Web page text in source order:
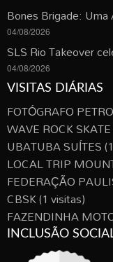
Bones Brigade:
04/08/2026
SLS Rio Takeover
04/08/2026
VISITAS DIÁRIAS
FOTÓGRAFO
WAVE ROCK
UBATUBA SUÍTES
LOCAL TRIP
FEDERAÇÃO
CBSK(1 visitas)
FAZENDINHA
INCLUSÃO